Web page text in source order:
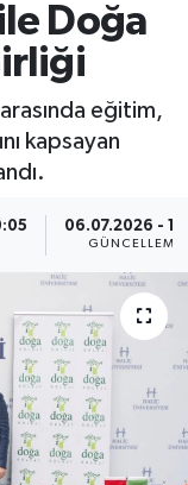
Doğa
eğitim,
kapsayan
06.07.2026 -
GÜNCELLEME